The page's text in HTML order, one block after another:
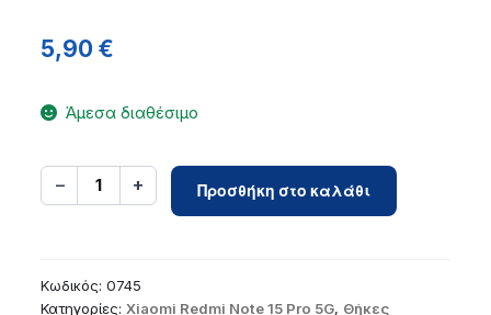
5,90€
Άμεσα διαθέσιμο
− 1 +
Case
for
15
Προσθήκη στο καλάθι
Κωδικός:0745
Κατηγορίες:Xiaomi Redmi Note 15 Pro 5G, Θήκες